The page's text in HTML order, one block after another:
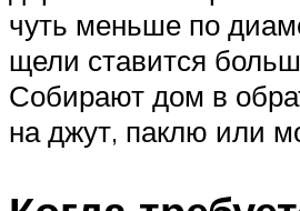
чуть меньше по
щели ставится
Собирают дом в
на джут, паклю или